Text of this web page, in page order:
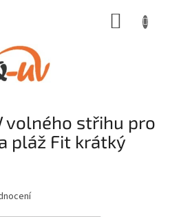
volného střihu pro
pláž Fit krátký